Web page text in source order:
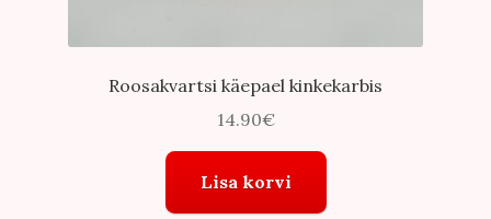
Roosakvartsi käepael kinkekarbis
14.90€
Lisa korvi